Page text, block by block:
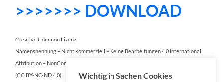
>>>>>>> DOWNLOAD
Creative Common Lizenz:
Namensnennung – Nicht kommerziell – Keine Bearbeitungen 4.0 International
Attribution – NonCommercial – NoDerivatives 4.0 International
(CC BY-NC-ND 4.0)
Wichtig in Sachen Cookies